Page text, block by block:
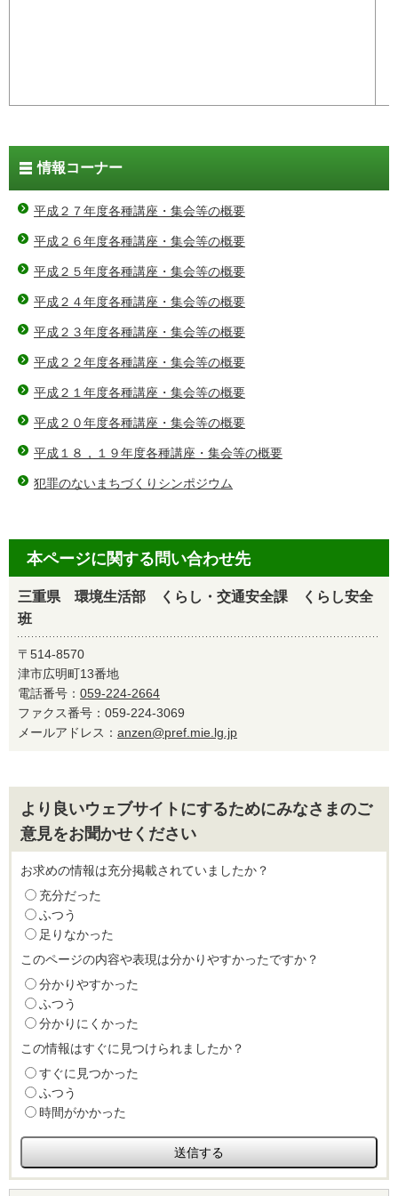
情報コーナー
平成２７年度各種講座・集会等の概要
平成２６年度各種講座・集会等の概要
平成２５年度各種講座・集会等の概要
平成２４年度各種講座・集会等の概要
平成２３年度各種講座・集会等の概要
平成２２年度各種講座・集会等の概要
平成２１年度各種講座・集会等の概要
平成２０年度各種講座・集会等の概要
平成１８，１９年度各種講座・集会等の概要
犯罪のないまちづくりシンポジウム
本ページに関する問い合わせ先
三重県 環境生活部 くらし・交通安全課 くらし安全
班
〒514-8570
津市広明町13番地
電話番号： 059-224-2664
ファクス番号：059-224-3069
メールアドレス： anzen@pref.mie.lg.jp
より良いウェブサイトにするためにみなさまのご
意見をお聞かせください
お求めの情報は充分掲載されていましたか？
充分だった
ふつう
足りなかった
このページの内容や表現は分かりやすかったですか？
分かりやすかった
ふつう
分かりにくかった
この情報はすぐに見つけられましたか？
すぐに見つかった
ふつう
時間がかかった